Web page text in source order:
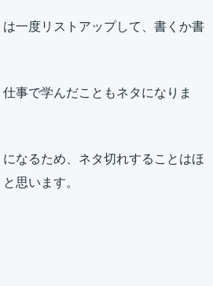
一度リストアップして、書くか書
事で学んだこともネタになりま
なるため、ネタ切れすることはほ
思います。